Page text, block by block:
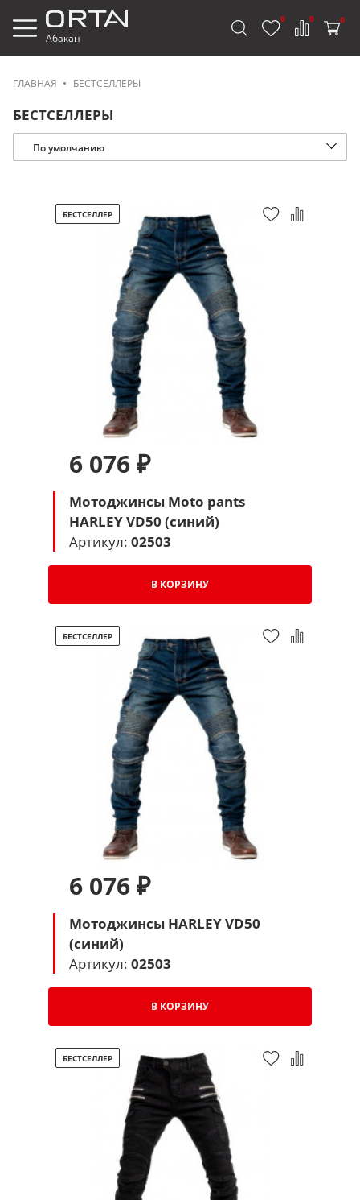
Абакан
0 0 0
ГЛАВНАЯ БЕСТСЕЛЛЕРЫ
БЕСТСЕЛЛЕРЫ
По умолчанию
БЕСТСЕЛЛЕР
6 076 ₽
Мотоджинсы Moto pants
HARLEY VD50 (синий)
Артикул: 02503
В КОРЗИНУ
БЕСТСЕЛЛЕР
6 076 ₽
Мотоджинсы HARLEY VD50
(синий)
Артикул: 02503
В КОРЗИНУ
БЕСТСЕЛЛЕР